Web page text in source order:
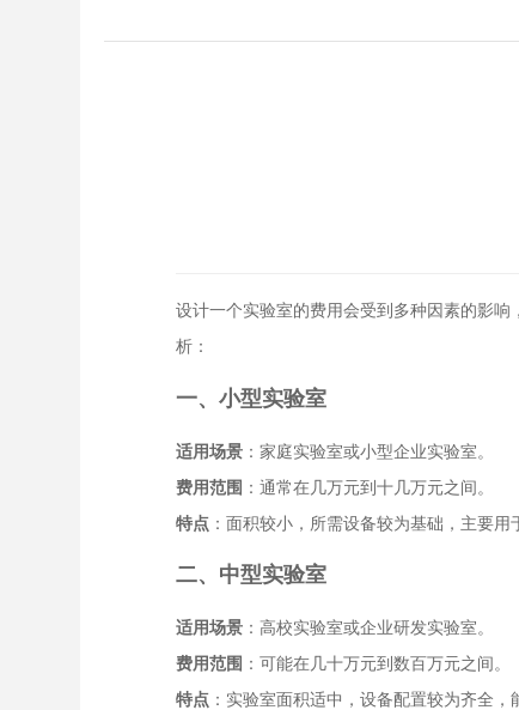
设计一个实验室的费用会受到多种因素的影
析：
一、小型实验室
适用场景 ：家庭实验室或小型企业实验室。
费用范围 ：通常在几万元到十几万元之间。
特点 ：面积较小，所需设备较为基础，主要
二、中型实验室
适用场景 ：高校实验室或企业研发实验室。
费用范围 ：可能在几十万元到数百万元之间。
特点 ：实验室面积适中，设备配置较为齐全